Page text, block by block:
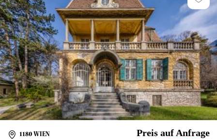
1180 WIEN Preis auf Anfrage